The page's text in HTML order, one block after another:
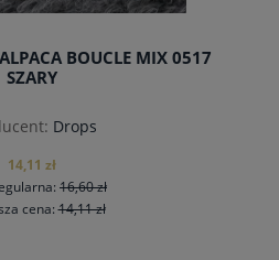
BOUCLE MIX 0517
SZARY
Drops
14,11 zł
16,60 zł
cena:14,11 zł